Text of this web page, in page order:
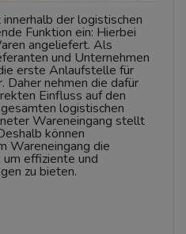
der logistischen
Funktion ein: Hierbei
angeliefert. Als
und Unternehmen
erste Anlaufstelle für
nehmen die dafür
Einfluss auf den
logistischen
Wareneingang stellt
können
Wareneingang die
effiziente und
zu bieten.